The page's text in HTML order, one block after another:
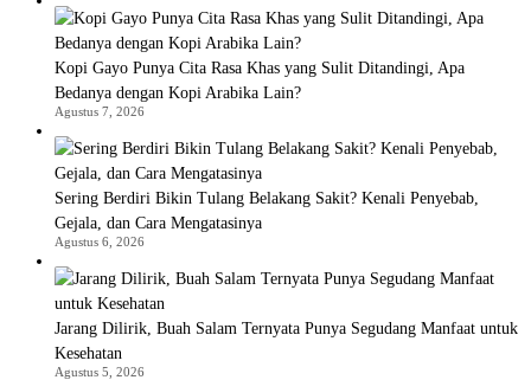
Kopi Gayo Punya Cita Rasa Khas yang Sulit Ditandingi, Apa
Bedanya dengan Kopi Arabika Lain?
Agustus 7, 2026
Sering Berdiri Bikin Tulang Belakang Sakit? Kenali Penyebab,
Gejala, dan Cara Mengatasinya
Agustus 6, 2026
Jarang Dilirik, Buah Salam Ternyata Punya Segudang Manfaat untuk
Kesehatan
Agustus 5, 2026